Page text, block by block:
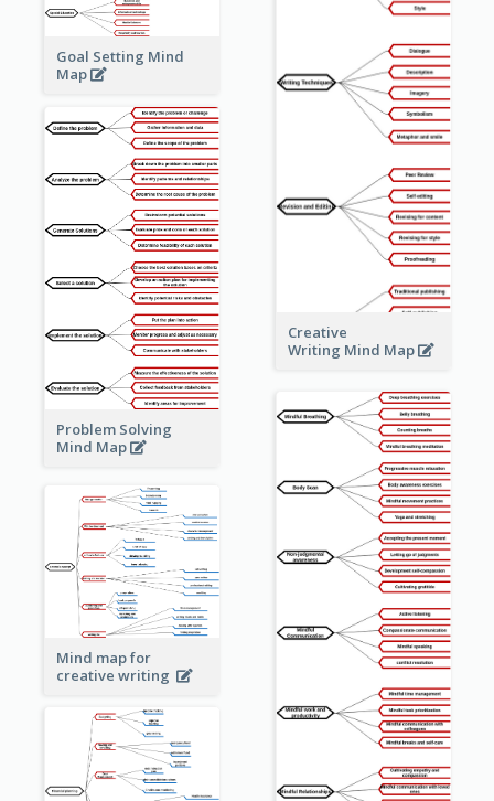
Goal Setting Mind
Map
Creative
Writing Mind Map
Problem Solving
Mind Map
Mind map for
creative writing